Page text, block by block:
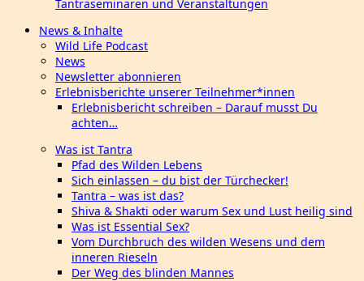
Tantraseminaren und Veranstaltungen
News & Inhalte
Wild Life Podcast
News
Newsletter abonnieren
Erlebnisberichte unserer Teilnehmer*innen
Erlebnisbericht schreiben – Darauf musst Du
achten…
Was ist Tantra
Pfad des Wilden Lebens
Sich einlassen – du bist der Türchecker!
Tantra – was ist das?
Shiva & Shakti oder warum Sex und Lust heilig sind
Was ist Essential Sex?
Vom Durchbruch des wilden Wesens und dem
inneren Rieseln
Der Weg des blinden Mannes